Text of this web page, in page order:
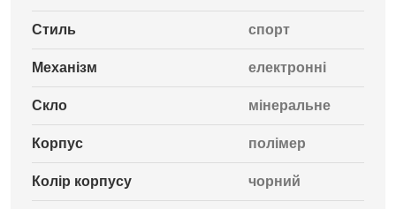
Стиль спорт
Механізм електронні
Скло мінеральне
Корпус полімер
Колір корпусу чорний